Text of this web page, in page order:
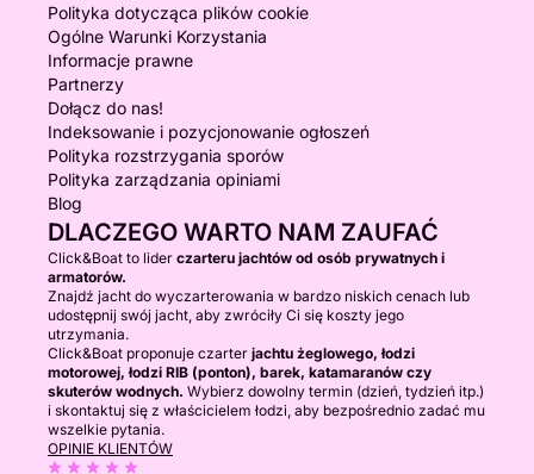
Polityka dotycząca plików cookie
Ogólne Warunki Korzystania
Informacje prawne
Partnerzy
Dołącz do nas!
Indeksowanie i pozycjonowanie ogłoszeń
Polityka rozstrzygania sporów
Polityka zarządzania opiniami
Blog
DLACZEGO WARTO NAM ZAUFAĆ
Click&Boat to lider czarteru jachtów od osób prywatnych i
armatorów.
Znajdź jacht do wyczarterowania w bardzo niskich cenach lub
udostępnij swój jacht, aby zwróciły Ci się koszty jego
utrzymania.
Click&Boat proponuje czarter jachtu żeglowego, łodzi
motorowej, łodzi RIB (ponton), barek, katamaranów czy
skuterów wodnych. Wybierz dowolny termin (dzień, tydzień itp.)
i skontaktuj się z właścicielem łodzi, aby bezpośrednio zadać mu
wszelkie pytania.
OPINIE KLIENTÓW